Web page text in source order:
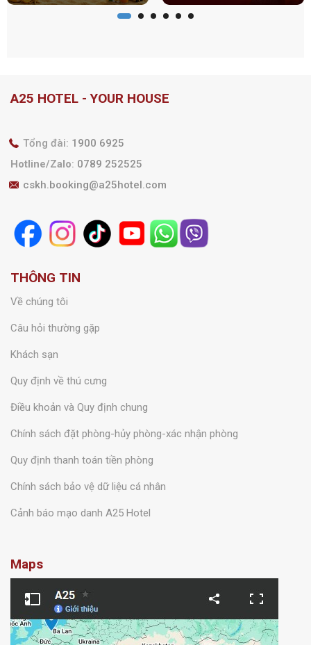
A25 HOTEL - YOUR HOUSE
Tổng đài: 1900 6925
Hotline/Zalo: 0789 252525
cskh.booking@a25hotel.com
THÔNG TIN
Về chúng tôi
Câu hỏi thường gặp
Khách sạn
Quy định về thú cưng
Điều khoản và Quy định chung
Chính sách đặt phòng-hủy phòng-xác nhận phòng
Quy định thanh toán tiền phòng
Chính sách bảo vệ dữ liệu cá nhân
Cảnh báo mạo danh A25 Hotel
Maps